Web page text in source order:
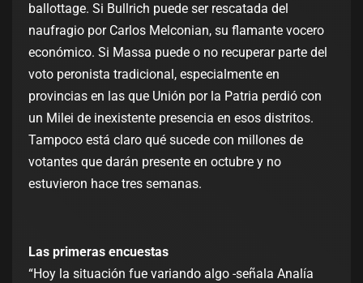
ballottage. Si Bullrich puede ser rescatada del
naufragio por Carlos Melconian, su flamante vocero
económico. Si Massa puede o no recuperar parte del
voto peronista tradicional, especialmente en
provincias en las que Unión por la Patria perdió con
un Milei de inexistente presencia en esos distritos.
Tampoco está claro qué sucede con millones de
votantes que darán presente en octubre y no
estuvieron hace tres semanas.
Las primeras encuestas
“Hoy la situación fue variando algo -señala Analía